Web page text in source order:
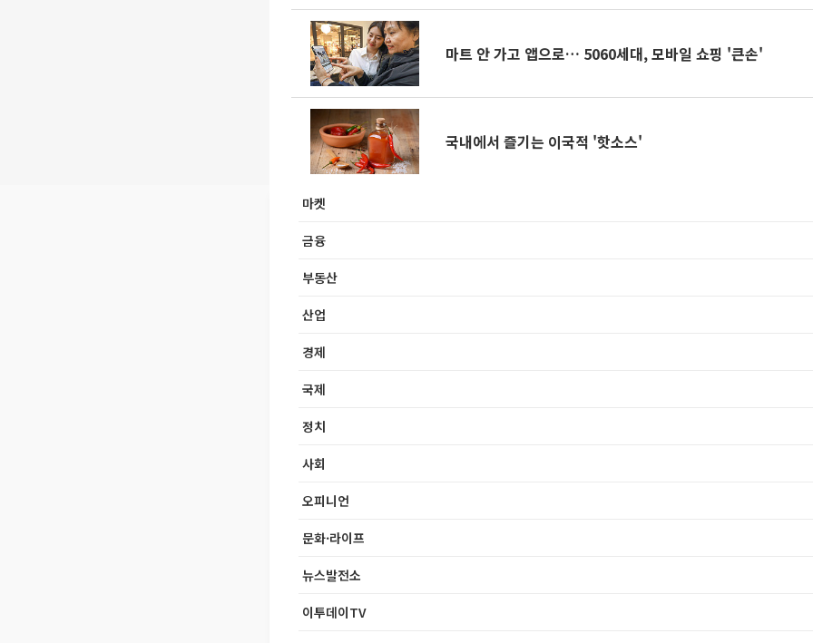
마트 안 가고 앱으로… 5060세대, 모바일 쇼핑 '큰손'
국내에서 즐기는 이국적 '핫소스'
마켓
금융
부동산
산업
경제
국제
정치
사회
오피니언
문화·라이프
뉴스발전소
이투데이TV